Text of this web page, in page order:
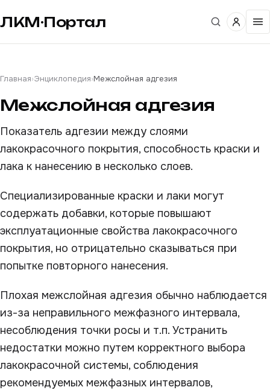
ЛКМ·Портал
Главная›Энциклопедия›Межслойная адгезия
Межслойная адгезия
Показатель адгезии между слоями
лакокрасочного покрытия, способность краски и
лака к нанесению в несколько слоев.
Специализированные краски и лаки могут
содержать добавки, которые повышают
эксплуатационные свойства лакокрасочного
покрытия, но отрицательно сказываться при
попытке повторного нанесения.
Плохая межслойная адгезия обычно наблюдается
из-за неправильного межфазного интервала,
несоблюдения точки росы и т.п. Устранить
недостатки можно путем корректного выбора
лакокрасочной системы, соблюдения
рекомендуемых межфазных интервалов,